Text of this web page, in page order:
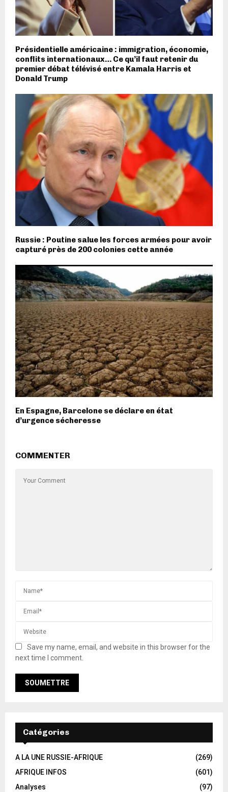
Présidentielle américaine : immigration, économie,
conflits internationaux… Ce qu’il faut retenir du
premier débat télévisé entre Kamala Harris et
Donald Trump
Russie : Poutine salue les forces armées pour avoir
capturé près de 200 colonies cette année
En Espagne, Barcelone se déclare en état
d’urgence sécheresse
COMMENTER
Save my name, email, and website in this browser for the
next time I comment.
Catégories
A LA UNE RUSSIE-AFRIQUE
(269)
AFRIQUE INFOS
(601)
Analyses
(97)